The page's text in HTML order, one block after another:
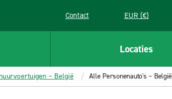
Contact EUR (€)
Locaties
– België Alle Personenauto's – België